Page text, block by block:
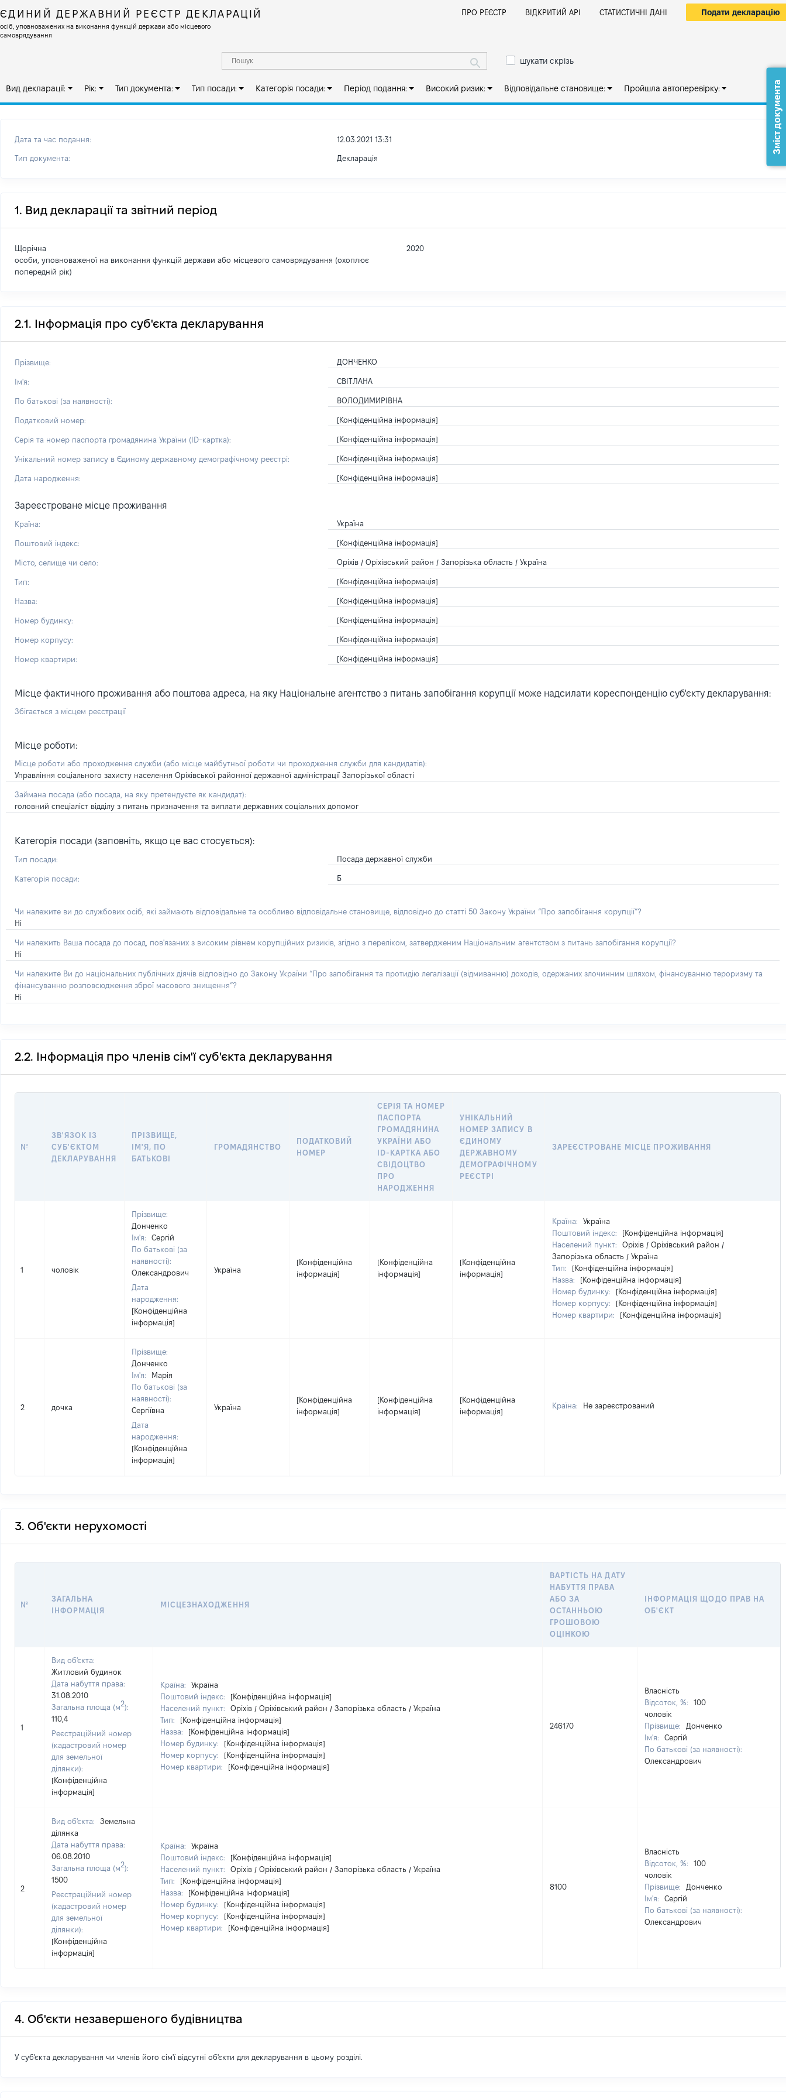
ЄДИНИЙ ДЕРЖАВНИЙ РЕЄСТР ДЕКЛАРАЦІЙ
осіб, уповноважених на виконання функцій держави або місцевого
самоврядування
ПРО РЕЄСТР ВІДКРИТИЙ АРІ СТАТИСТИЧНІ ДАНІ Подати декларацію
шукати скрізь
Вид декларації: Рік: Тип документа: Тип посади: Категорія посади: Період подання: Високий ризик: Відповідальне становище: Пройшла автоперевірку:
Дата та час подання: 12.03.2021 13:31
Тип документа: Декларація
1. Вид декларації та звітний період
Щорічна
особи, уповноваженої на виконання функцій держави або місцевого самоврядування (охоплює
попередній рік)
2020
2.1. Інформація про суб'єкта декларування
Прізвище: ДОНЧЕНКО
Ім'я: СВІТЛАНА
По батькові (за наявності): ВОЛОДИМИРІВНА
Податковий номер: [Конфіденційна інформація]
Серія та номер паспорта громадянина України (ID-картка): [Конфіденційна інформація]
Унікальний номер запису в Єдиному державному демографічному реєстрі: [Конфіденційна інформація]
Дата народження: [Конфіденційна інформація]
Зареєстроване місце проживання
Країна: Україна
Поштовий індекс: [Конфіденційна інформація]
Місто, селище чи село: Оріхів / Оріхівський район / Запорізька область / Україна
Тип: [Конфіденційна інформація]
Назва: [Конфіденційна інформація]
Номер будинку: [Конфіденційна інформація]
Номер корпусу: [Конфіденційна інформація]
Номер квартири: [Конфіденційна інформація]
Місце фактичного проживання або поштова адреса, на яку Національне агентство з питань запобігання корупції може надсилати кореспонденцію суб'єкту декларування:
Збігається з місцем реєстрації
Місце роботи:
Місце роботи або проходження служби (або місце майбутньої роботи чи проходження служби для кандидатів):
Управління соціального захисту населення Оріхівської районної державної адміністрації Запорізької області
Займана посада (або посада, на яку претендуєте як кандидат):
головний спеціаліст відділу з питань призначення та виплати державних соціальних допомог
Категорія посади (заповніть, якщо це вас стосується):
Тип посади: Посада державної служби
Категорія посади: Б
Чи належите ви до службових осіб, які займають відповідальне та особливо відповідальне становище, відповідно до статті 50 Закону України “Про запобігання корупції”?
Ні
Чи належить Ваша посада до посад, пов'язаних з високим рівнем корупційних ризиків, згідно з переліком, затвердженим Національним агентством з питань запобігання корупції?
Ні
Чи належите Ви до національних публічних діячів відповідно до Закону України “Про запобігання та протидію легалізації (відмиванню) доходів, одержаних злочинним шляхом, фінансуванню тероризму та
фінансуванню розповсюдження зброї масового знищення”?
Ні
2.2. Інформація про членів сім'ї суб'єкта декларування
№
ЗВ'ЯЗОК ІЗ
СУБ'ЄКТОМ
ДЕКЛАРУВАННЯ
ПРІЗВИЩЕ,
ІМ'Я, ПО
БАТЬКОВІ
ГРОМАДЯНСТВО
ПОДАТКОВИЙ
НОМЕР
СЕРІЯ ТА НОМЕР
ПАСПОРТА
ГРОМАДЯНИНА
УКРАЇНИ АБО
ID-КАРТКА АБО
СВІДОЦТВО
ПРО
НАРОДЖЕННЯ
УНІКАЛЬНИЙ
НОМЕР ЗАПИСУ В
ЄДИНОМУ
ДЕРЖАВНОМУ
ДЕМОГРАФІЧНОМУ
РЕЄСТРІ
ЗАРЕЄСТРОВАНЕ МІСЦЕ ПРОЖИВАННЯ
1 чоловік
Прізвище:
Донченко
Ім'я:
Сергій
По батькові (за
наявності):
Олександрович
Дата
народження:
[Конфіденційна
інформація]
Україна
[Конфіденційна
інформація]
[Конфіденційна
інформація]
[Конфіденційна
інформація]
Країна:
Україна
Поштовий індекс:
[Конфіденційна інформація]
Населений пункт:
Оріхів / Оріхівський район /
Запорізька область / Україна
Тип:
[Конфіденційна інформація]
Назва:
[Конфіденційна інформація]
Номер будинку:
[Конфіденційна інформація]
Номер корпусу:
[Конфіденційна інформація]
Номер квартири:
[Конфіденційна інформація]
2 дочка
Прізвище:
Донченко
Ім'я:
Марія
По батькові (за
наявності):
Сергіївна
Дата
народження:
[Конфіденційна
інформація]
Україна
[Конфіденційна
інформація]
[Конфіденційна
інформація]
[Конфіденційна
інформація]
Країна: Не зареєстрований
3. Об'єкти нерухомості
№
ЗАГАЛЬНА
ІНФОРМАЦІЯ
МІСЦЕЗНАХОДЖЕННЯ
ВАРТІСТЬ НА ДАТУ
НАБУТТЯ ПРАВА
АБО ЗА
ОСТАННЬОЮ
ГРОШОВОЮ
ОЦІНКОЮ
ІНФОРМАЦІЯ ЩОДО ПРАВ НА
ОБ'ЄКТ
1
Вид об'єкта:
Житловий будинок
Дата набуття права:
31.08.2010
Загальна площа (м2):
110,4
Реєстраційний номер
(кадастровий номер
для земельної
ділянки):
[Конфіденційна
інформація]
Країна:
Україна
Поштовий індекс:
[Конфіденційна інформація]
Населений пункт:
Оріхів / Оріхівський район / Запорізька область / Україна
Тип:
[Конфіденційна інформація]
Назва:
[Конфіденційна інформація]
Номер будинку:
[Конфіденційна інформація]
Номер корпусу:
[Конфіденційна інформація]
Номер квартири:
[Конфіденційна інформація]
246170
Власність
Відсоток, %:
100
чоловік
Прізвище:
Донченко
Ім'я:
Сергій
По батькові (за наявності):
Олександрович
2
Вид об'єкта:
Земельна
ділянка
Дата набуття права:
06.08.2010
Загальна площа (м2):
1500
Реєстраційний номер
(кадастровий номер
для земельної
ділянки):
[Конфіденційна
інформація]
Країна:
Україна
Поштовий індекс:
[Конфіденційна інформація]
Населений пункт:
Оріхів / Оріхівський район / Запорізька область / Україна
Тип:
[Конфіденційна інформація]
Назва:
[Конфіденційна інформація]
Номер будинку:
[Конфіденційна інформація]
Номер корпусу:
[Конфіденційна інформація]
Номер квартири:
[Конфіденційна інформація]
8100
Власність
Відсоток, %:
100
чоловік
Прізвище:
Донченко
Ім'я:
Сергій
По батькові (за наявності):
Олександрович
4. Об'єкти незавершеного будівництва
У суб'єкта декларування чи членів його сім'ї відсутні об'єкти для декларування в цьому розділі.
Зміст документа